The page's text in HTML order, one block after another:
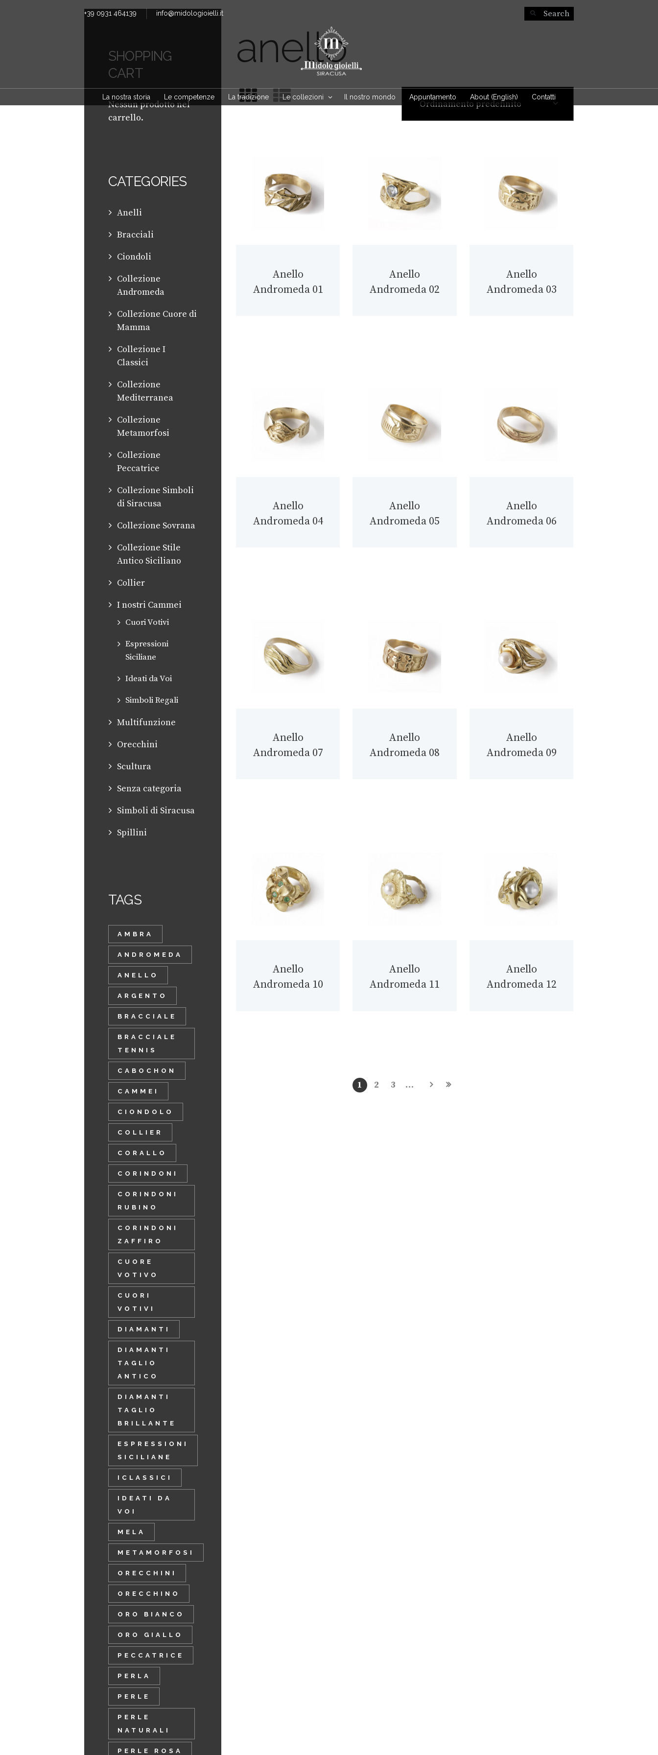
+39 0931 464139 info@midologioielli.it
La nostra storia Le competenze La tradizione Le collezioni Il nostro mondo Appuntamento About (English) Contatti
anello
Anello
Andromeda 01
Anello
Andromeda 02
Anello
Andromeda 03
Anello
Andromeda 04
Anello
Andromeda 05
Anello
Andromeda 06
Anello
Andromeda 07
Anello
Andromeda 08
Anello
Andromeda 09
Anello
Andromeda 10
Anello
Andromeda 11
Anello
Andromeda 12
1 2 3 …
SHOPPING
CART
Nessun prodotto nel
carrello.
CATEGORIES
Anelli
Bracciali
Ciondoli
Collezione
Andromeda
Collezione Cuore di
Mamma
Collezione I
Classici
Collezione
Mediterranea
Collezione
Metamorfosi
Collezione
Peccatrice
Collezione Simboli
di Siracusa
Collezione Sovrana
Collezione Stile
Antico Siciliano
Collier
I nostri Cammei
Cuori Votivi
Espressioni
Siciliane
Ideati da Voi
Simboli Regali
Multifunzione
Orecchini
Scultura
Senza categoria
Simboli di Siracusa
Spillini
TAGS
AMBRA
ANDROMEDA
ANELLO
ARGENTO
BRACCIALE
BRACCIALE
TENNIS
CABOCHON
CAMMEI
CIONDOLO
COLLIER
CORALLO
CORINDONI
CORINDONI
RUBINO
CORINDONI
ZAFFIRO
CUORE
VOTIVO
CUORI
VOTIVI
DIAMANTI
DIAMANTI
TAGLIO
ANTICO
DIAMANTI
TAGLIO
BRILLANTE
ESPRESSIONI
SICILIANE
ICLASSICI
IDEATI DA
VOI
MELA
METAMORFOSI
ORECCHINI
ORECCHINO
ORO BIANCO
ORO GIALLO
PECCATRICE
PERLA
PERLE
PERLE
NATURALI
PERLE ROSA